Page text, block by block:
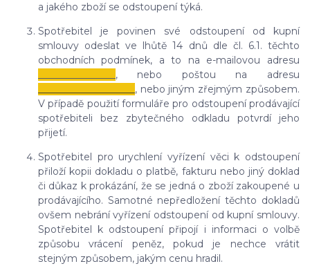
a jakého zboží se odstoupení týká.
Spotřebitel je povinen své odstoupení od kupní
smlouvy odeslat ve lhůtě 14 dnů dle čl. 6.1. těchto
obchodních podmínek, a to na e-mailovou adresu
, nebo poštou na adresu
, nebo jiným zřejmým způsobem.
V případě použití formuláře pro odstoupení prodávající
spotřebiteli bez zbytečného odkladu potvrdí jeho
přijetí.
Spotřebitel pro urychlení vyřízení věci k odstoupení
přiloží kopii dokladu o platbě, fakturu nebo jiný doklad
či důkaz k prokázání, že se jedná o zboží zakoupené u
prodávajícího. Samotné nepředložení těchto dokladů
ovšem nebrání vyřízení odstoupení od kupní smlouvy.
Spotřebitel k odstoupení připojí i informaci o volbě
způsobu vrácení peněz, pokud je nechce vrátit
stejným způsobem, jakým cenu hradil.